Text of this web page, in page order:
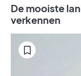
De mooiste
verkennen